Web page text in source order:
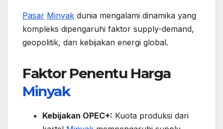
Pasar Minyak dunia mengalami dinamika yang
kompleks dipengaruhi faktor supply-demand,
geopolitik, dan kebijakan energi global.
Faktor Penentu Harga
Minyak
Kebijakan OPEC+: Kuota produksi dari